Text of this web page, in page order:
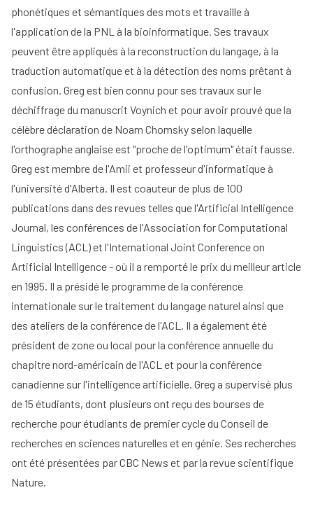
phonétiques et sémantiques des mots et travaille à
l'application de la PNL à la bioinformatique. Ses travaux
peuvent être appliqués à la reconstruction du langage, à la
traduction automatique et à la détection des noms prêtant à
confusion. Greg est bien connu pour ses travaux sur le
déchiffrage du manuscrit Voynich et pour avoir prouvé que la
célèbre déclaration de Noam Chomsky selon laquelle
l'orthographe anglaise est "proche de l'optimum" était fausse.
Greg est membre de l'Amii et professeur d'informatique à
l'université d'Alberta. Il est coauteur de plus de 100
publications dans des revues telles que l'Artificial Intelligence
Journal, les conférences de l'Association for Computational
Linguistics (ACL) et l'International Joint Conference on
Artificial Intelligence - où il a remporté le prix du meilleur article
en 1995. Il a présidé le programme de la conférence
internationale sur le traitement du langage naturel ainsi que
des ateliers de la conférence de l'ACL. Il a également été
président de zone ou local pour la conférence annuelle du
chapitre nord-américain de l'ACL et pour la conférence
canadienne sur l'intelligence artificielle. Greg a supervisé plus
de 15 étudiants, dont plusieurs ont reçu des bourses de
recherche pour étudiants de premier cycle du Conseil de
recherches en sciences naturelles et en génie. Ses recherches
ont été présentées par CBC News et par la revue scientifique
Nature.